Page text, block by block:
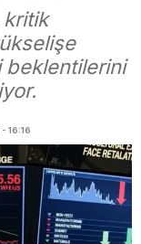
beklentilerini
16:16